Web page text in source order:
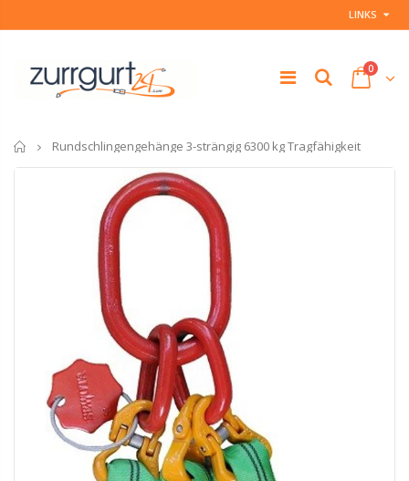
LINKS
0
Startseite
Rundschlingengehänge 3-strängig 6300 kg Tragfähigkeit